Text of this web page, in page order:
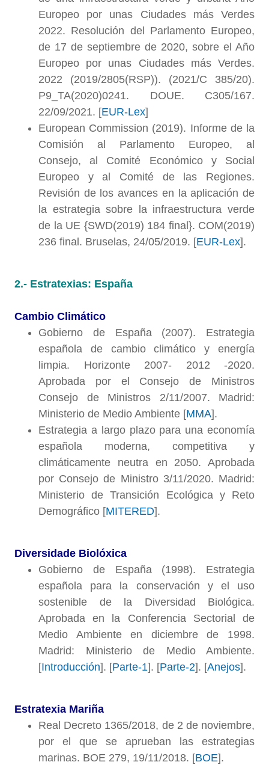
Europeo por unas Ciudades más Verdes
2022. Resolución del Parlamento Europeo,
de 17 de septiembre de 2020, sobre el Año
Europeo por unas Ciudades más Verdes.
2022 (2019/2805(RSP)). (2021/C 385/20).
P9_TA(2020)0241. DOUE. C305/167.
22/09/2021. [EUR-Lex]
European Commission (2019). Informe de la
Comisión al Parlamento Europeo, al
Consejo, al Comité Económico y Social
Europeo y al Comité de las Regiones.
Revisión de los avances en la aplicación de
la estrategia sobre la infraestructura verde
de la UE {SWD(2019) 184 final}. COM(2019)
236 final. Bruselas, 24/05/2019. [EUR-Lex].
2.- Estratexias: España
Cambio Climático
Gobierno de España (2007). Estrategia
española de cambio climático y energía
limpia. Horizonte 2007- 2012 -2020.
Aprobada por el Consejo de Ministros
Consejo de Ministros 2/11/2007. Madrid:
Ministerio de Medio Ambiente [MMA].
Estrategia a largo plazo para una economía
española moderna, competitiva y
climáticamente neutra en 2050. Aprobada
por Consejo de Ministro 3/11/2020. Madrid:
Ministerio de Transición Ecológica y Reto
Demográfico [MITERED].
Diversidade Biolóxica
Gobierno de España (1998). Estrategia
española para la conservación y el uso
sostenible de la Diversidad Biológica.
Aprobada en la Conferencia Sectorial de
Medio Ambiente en diciembre de 1998.
Madrid: Ministerio de Medio Ambiente.
[Introducción]. [Parte-1]. [Parte-2]. [Anejos].
Estratexia Mariña
Real Decreto 1365/2018, de 2 de noviembre,
por el que se aprueban las estrategias
marinas. BOE 279, 19/11/2018. [BOE].